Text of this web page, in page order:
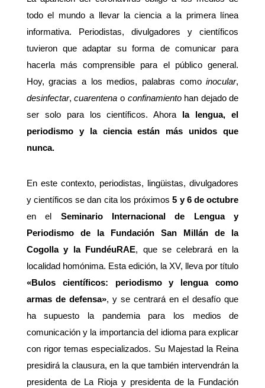
todo el mundo a llevar la ciencia a la primera línea
informativa. Periodistas, divulgadores y científicos
tuvieron que adaptar su forma de comunicar para
hacerla más comprensible para el público general.
Hoy, gracias a los medios, palabras comoinocular,
desinfectar, cuarentena o confinamientohan dejado de
ser solo para los científicos. Ahora la lengua, el
periodismo y la ciencia están más unidos que
nunca.
En este contexto, periodistas, lingüistas, divulgadores
y científicos se dan cita los próximos5 y 6 de octubre
en el Seminario Internacional de Lengua y
Periodismo de la Fundación San Millán de la
Cogolla y la FundéuRAE, que se celebrará en la
localidad homónima. Esta edición, la XV, lleva por título
«Bulos científicos: periodismo y lengua como
armas de defensa», y se centrará en el desafío que
ha supuesto la pandemia para los medios de
comunicación y la importancia del idioma para explicar
con rigor temas especializados. Su Majestad la Reina
presidirá la clausura, en la que también intervendrán la
presidenta de La Rioja y presidenta de la Fundación